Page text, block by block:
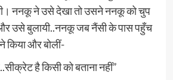
ननकू ने उसे देखा तो उसने ननकू को चुप
और उसे बुलायी..ननकू जब नैंसी के पास पहुँच
किया और बोलीं-
है किसी को बताना नहीं”